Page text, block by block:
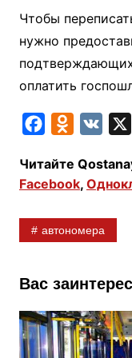
Чтобы
нужно
оплатить
c
e
o
k
n
o
l
s
n
i
Читайте
Facebook,
автономера
Вас